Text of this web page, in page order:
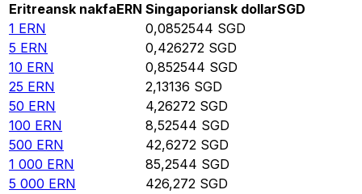
Eritreansk nakfaERN Singaporiansk dollarSGD
1 ERN 0,0852544 SGD
5 ERN 0,426272 SGD
10 ERN 0,852544 SGD
25 ERN 2,13136 SGD
50 ERN 4,26272 SGD
100 ERN 8,52544 SGD
500 ERN 42,6272 SGD
1 000 ERN 85,2544 SGD
5 000 ERN 426,272 SGD